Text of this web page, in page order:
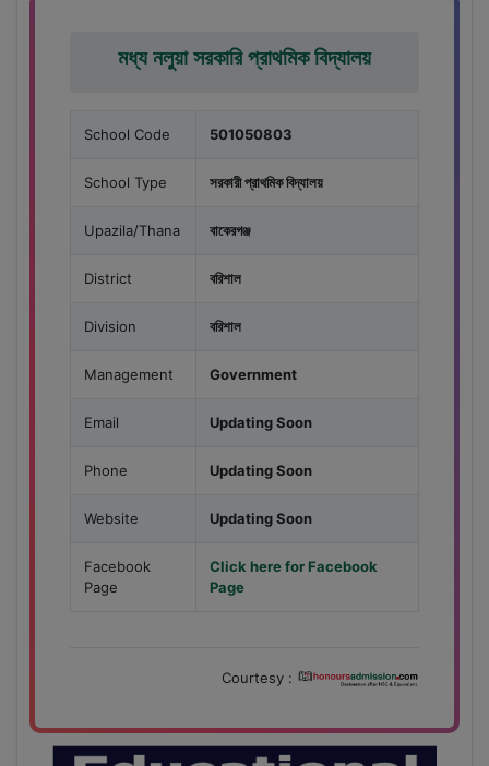
মধ্য নলুয়া সরকারি প্রাথমিক বিদ্যালয়
School Code 501050803
School Type সরকারী প্রাথমিক বিদ্যালয়
Upazila/Thana বাকেরগঞ্জ
District বরিশাল
Division বরিশাল
Management Government
Email Updating Soon
Phone Updating Soon
Website Updating Soon
Facebook
Page
Click here for Facebook
Page
Courtesy :